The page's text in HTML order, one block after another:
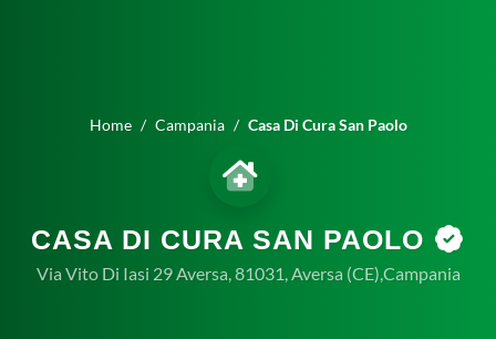
Home Campania Casa Di Cura San Paolo
CASA DI CURA SAN PAOLO
Via Vito Di Iasi 29 Aversa, 81031, Aversa (CE),Campania